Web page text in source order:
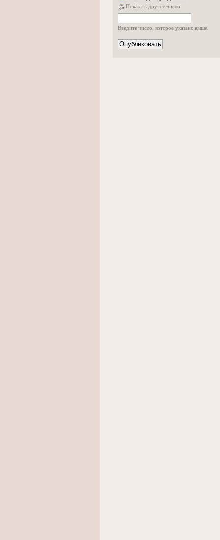
Показать другое число
Введите число, которое указано выше.